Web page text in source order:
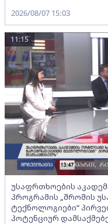
2026/08/07 15:03
უსაფრთხოების
პროგრამის „შრომის
ტექნოლოგიები“
პოტენციურ
11:15